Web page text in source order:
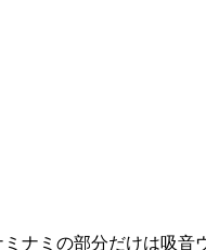
ナミの部分だけは吸音